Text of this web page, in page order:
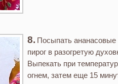
Посыпать ананасовые
пирог в разогретую
Выпекать при
огнем, затем еще 15